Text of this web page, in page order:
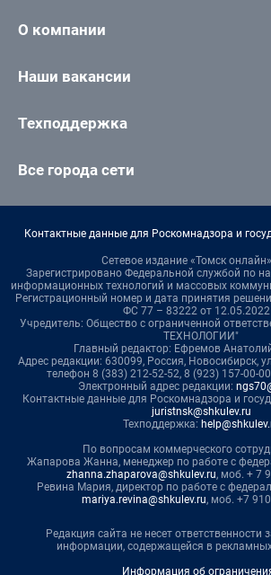
О компании
Наши вакансии
Техподдержка
Все города сети
Контактные данные для Роскомнадзора и
Сетевое издание «Томск
Зарегистрировано Федеральной службой по
информационных технологий и массовых
Регистрационный номер и дата принятия
ФС 77 – 83222 от 12.05.2022
Учредитель: Общество с ограниченной
ТЕХНОЛОГИИ"
Главный редактор: Ефремов
Адрес редакции: 630099, Россия, Новосибирск,
телефон 8 (383) 212-52-52, 8 (923) 157-00-
Электронный адрес редакции:
Контактные данные для Роскомнадзора и
juristnsk@shkulev.ru
Техподдержка:
По вопросам коммерческого
Жапарова Жанна, менеджер по работе с
zhanna.zhaparova@shkulev.ru, моб. + 7
Ревина Мария, директор по работе с
mariya.revina@shkulev.ru, моб. +7
Редакция сайта не несет ответственности
информации, содержащейся в
Информация об